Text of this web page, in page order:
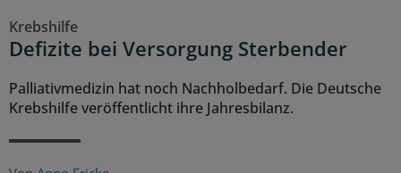
Krebshilfe
Defizite bei Versorgung Sterbender
Palliativmedizin hat noch Nachholbedarf. Die Deutsche
Krebshilfe veröffentlicht ihre Jahresbilanz.